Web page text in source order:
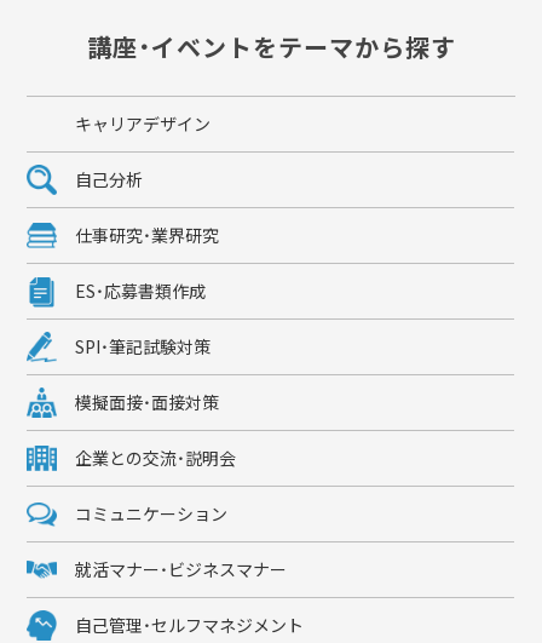
講座・イベントをテーマから探す
キャリアデザイン
自己分析
仕事研究・業界研究
ES・応募書類作成
SPI・筆記試験対策
模擬面接・面接対策
企業との交流・説明会
コミュニケーション
就活マナー・ビジネスマナー
自己管理・セルフマネジメント